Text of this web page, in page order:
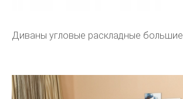
Диваны угловые раскладные большие